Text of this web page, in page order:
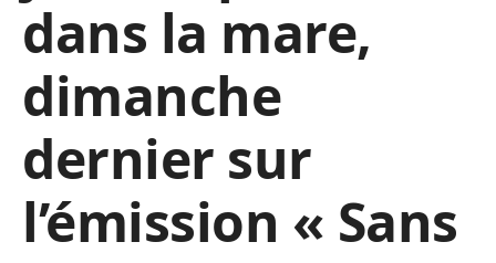
dans la mare,
dimanche
dernier sur
l’émission « Sans